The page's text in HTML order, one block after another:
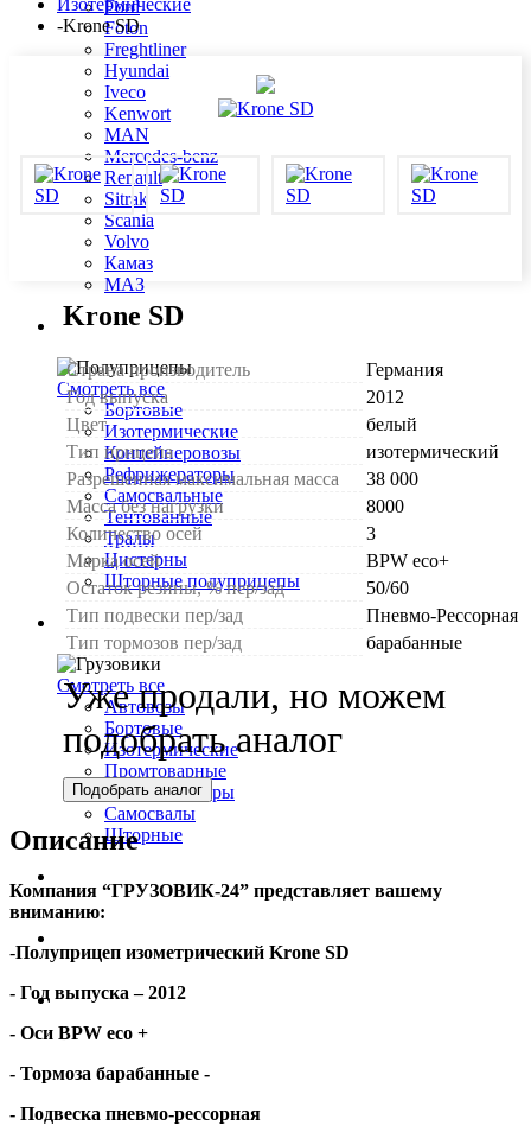
Ford
Foton
Freghtliner
Hyundai
Iveco
Kenwort
MAN
Mercedes-benz
Renault
Sitrak
Scania
Volvo
Камаз
МАЗ
Полуприцепы
Смотреть все
Бортовые
Изотермические
Контейнеровозы
Рефрижераторы
Самосвальные
Тентованные
Тралы
Цистерны
Шторные полуприцепы
Грузовики
Смотреть все
Автовозы
Бортовые
Изотермические
Промтоварные
Рефрижераторы
Самосвалы
Шторные
Спецтехника
Изотермические
-Krone SD
Krone SD
Страна производитель
Германия
Год выпуска
2012
Цвет
белый
Тип прицепа
изотермический
Разрешенная максимальная масса
38 000
Масса без нагрузки
8000
Количество осей
3
Марка осей
BPW eco+
Остаток резины, % пер/зад
50/60
Тип подвески пер/зад
Пневмо-Рессорная
Тип тормозов пер/зад
барабанные
Уже продали, но можем
подобрать аналог
Подобрать аналог
Описание
Компания “ГРУЗОВИК-24” представляет вашему
вниманию:
-Полуприцеп изометрический Krone SD
- Год выпуска – 2012
- Оси BPW eco +
- Тормоза барабанные -
- Подвеска пневмо-рессорная